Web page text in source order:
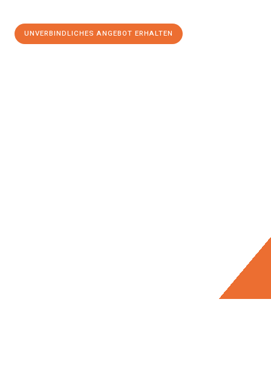
UNVERBINDLICHES ANGEBOT ERHALTEN